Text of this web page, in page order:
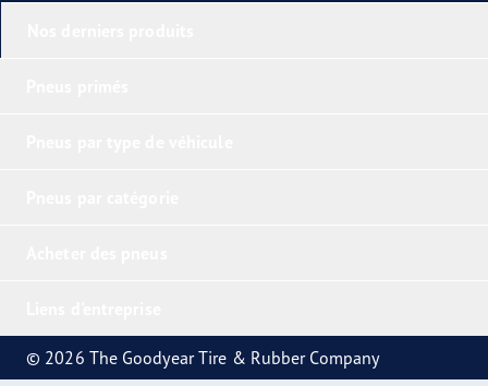
© 2026 The Goodyear Tire & Rubber Company